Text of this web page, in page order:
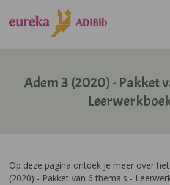
Adem 3 (2020) - Pakket
Op deze pagina ontdek je meer over
(2020) - Pakket van 6 thema's -